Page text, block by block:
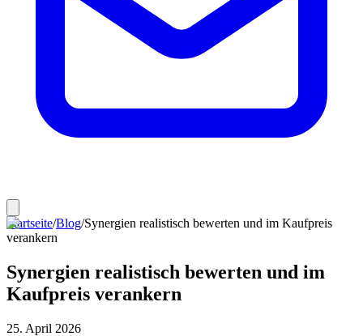
Startseite/Blog/Synergien realistisch bewerten und im Kaufpreis
verankern
Synergien realistisch bewerten und im
Kaufpreis verankern
25. April 2026